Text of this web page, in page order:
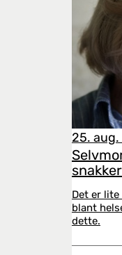
25.
Det er
blant
dette.